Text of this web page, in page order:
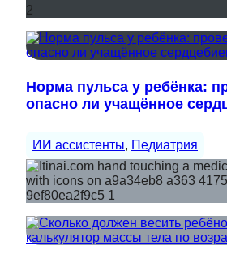
Норма пульса у ребёнка:
опасно ли учащённое
ИИ ассистенты, Педиатрия